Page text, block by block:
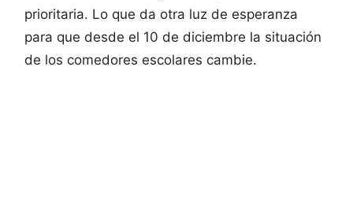
prioritaria. Lo que da otra luz de esperanza
para que desde el 10 de diciembre la situación
de los comedores escolares cambie.